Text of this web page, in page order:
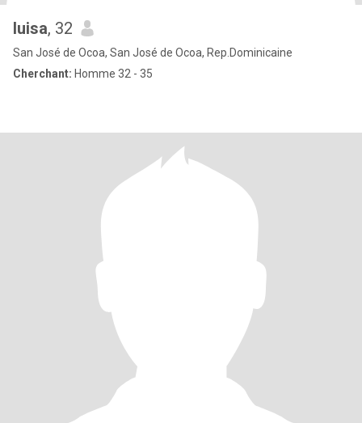
luisa, 32
San José de Ocoa, San José de Ocoa, Rep.Dominicaine
Cherchant: Homme 32 - 35